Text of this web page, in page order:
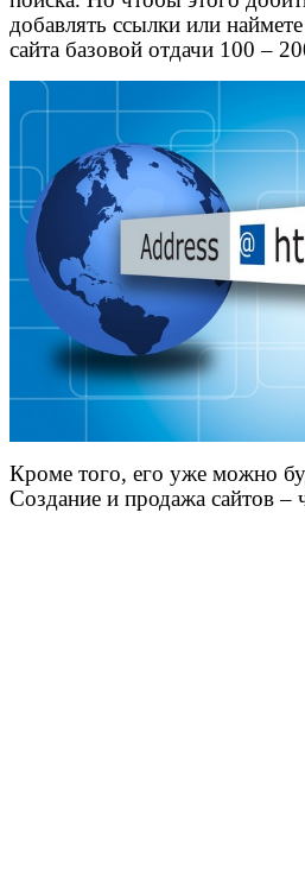
добавлять ссылки или
сайта базовой отдачи 100 –
Кроме того, его уже можно
Создание и продажа сайтов –